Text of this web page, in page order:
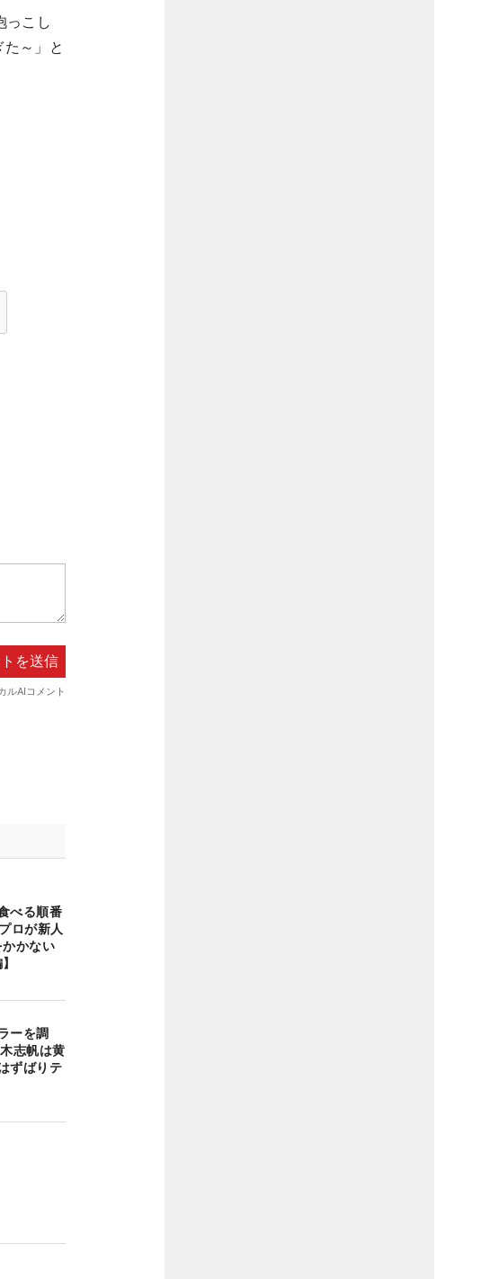
っこし
～」と
べる順番
ロが新人
かかない
ーを調
志帆は黄
ずばりテ